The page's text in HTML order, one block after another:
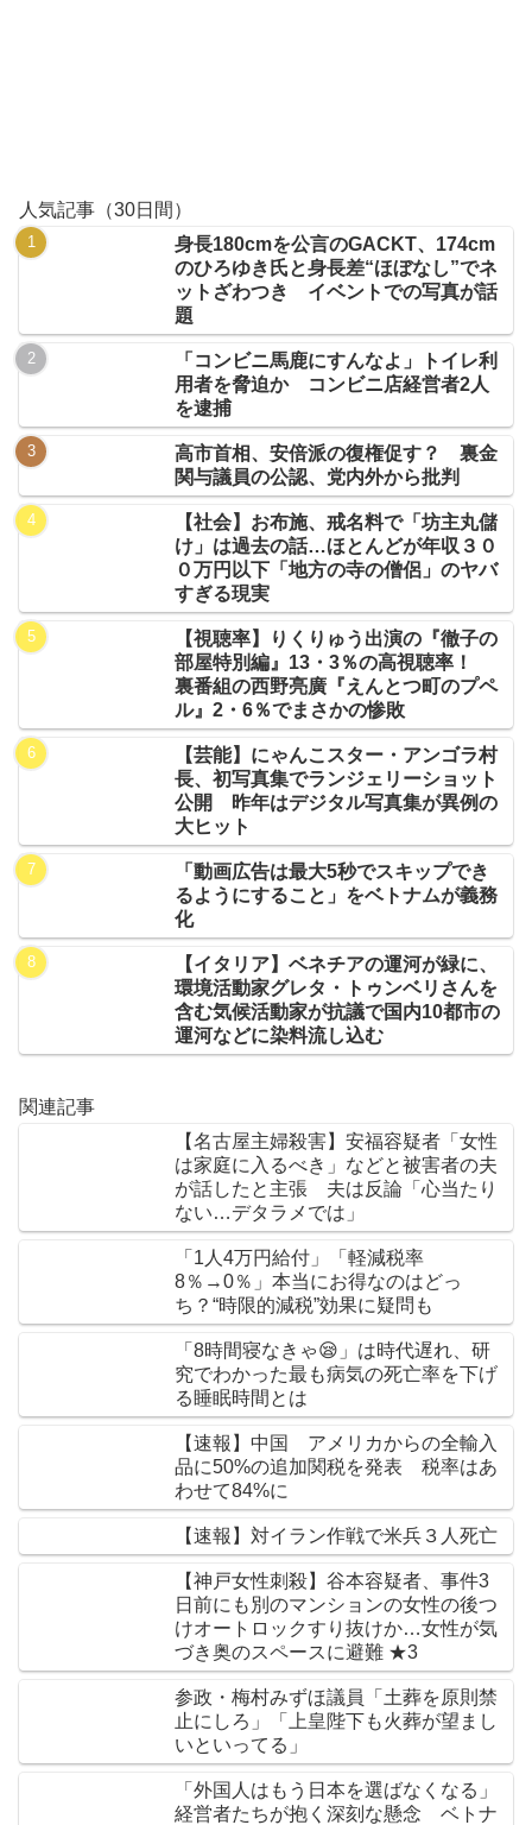
人気記事（30日間）
身長180cmを公言のGACKT、174cm
のひろゆき氏と身長差“ほぼなし”でネ
ットざわつき イベントでの写真が話
題
「コンビニ馬鹿にすんなよ」トイレ利
用者を脅迫か コンビニ店経営者2人
を逮捕
高市首相、安倍派の復権促す？ 裏金
関与議員の公認、党内外から批判
【社会】お布施、戒名料で「坊主丸儲
け」は過去の話…ほとんどが年収３０
０万円以下「地方の寺の僧侶」のヤバ
すぎる現実
【視聴率】りくりゅう出演の『徹子の
部屋特別編』13・3％の高視聴率！
裏番組の西野亮廣『えんとつ町のプペ
ル』2・6％でまさかの惨敗
【芸能】にゃんこスター・アンゴラ村
長、初写真集でランジェリーショット
公開 昨年はデジタル写真集が異例の
大ヒット
「動画広告は最大5秒でスキップでき
るようにすること」をベトナムが義務
化
【イタリア】ベネチアの運河が緑に、
環境活動家グレタ・トゥンベリさんを
含む気候活動家が抗議で国内10都市の
運河などに染料流し込む
関連記事
【名古屋主婦殺害】安福容疑者「女性
は家庭に入るべき」などと被害者の夫
が話したと主張 夫は反論「心当たり
ない…デタラメでは」
「1人4万円給付」「軽減税率
8％→0％」本当にお得なのはどっ
ち？“時限的減税”効果に疑問も
「8時間寝なきゃ😪」は時代遅れ、研
究でわかった最も病気の死亡率を下げ
る睡眠時間とは
【速報】中国 アメリカからの全輸入
品に50%の追加関税を発表 税率はあ
わせて84%に
【速報】対イラン作戦で米兵３人死亡
【神戸女性刺殺】谷本容疑者、事件3
日前にも別のマンションの女性の後つ
けオートロックすり抜けか…女性が気
づき奥のスペースに避難 ★3
参政・梅村みずほ議員「土葬を原則禁
止にしろ」「上皇陛下も火葬が望まし
いといってる」
「外国人はもう日本を選ばなくなる」
経営者たちが抱く深刻な懸念 ベトナ